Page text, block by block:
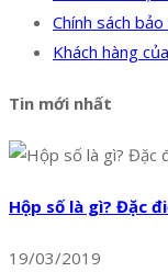
Chính sách
Khách hàng
Tin mới nhất
Hộp số là gì? Đặc
19/03/2019